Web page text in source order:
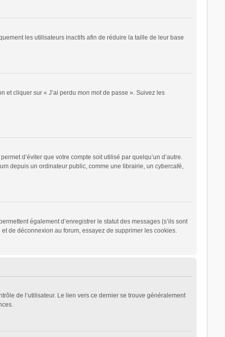
les utilisateurs inactifs afin de réduire la taille de leur base
cliquer sur « J’ai perdu mon mot de passe ». Suivez les
d’éviter que votre compte soit utilisé par quelqu’un d’autre.
depuis un ordinateur public, comme une librairie, un cybercafé,
également d’enregistrer le statut des messages (s’ils sont
de déconnexion au forum, essayez de supprimer les cookies.
de l’utilisateur. Le lien vers ce dernier se trouve généralement